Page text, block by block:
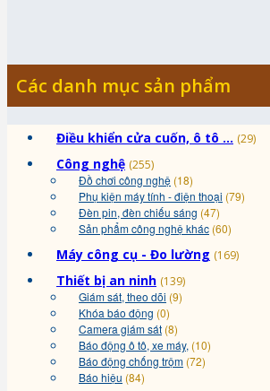
Các danh mục sản phẩm
Điều khiển cửa cuốn, ô tô ... (29)
Công nghệ (255)
Đồ chơi công nghệ (18)
Phụ kiện máy tính - điện thoại (79)
Đèn pin, đèn chiếu sáng (47)
Sản phẩm công nghệ khác (60)
Máy công cụ - Đo lường (169)
Thiết bị an ninh (139)
Giám sát, theo dõi (9)
Khóa báo động (0)
Camera giám sát (8)
Báo động ô tô, xe máy, (10)
Báo động chống trộm (72)
Báo hiệu (84)